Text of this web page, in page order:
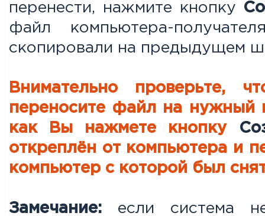
перенести, нажмите кнопку
файл компьютера-
скопировали на предыдущем
Внимательно проверьте,
переносите файл на нужный
как Вы нажмете кнопку
откреплён от компьютера и
компьютер с которой был
Замечание: если система